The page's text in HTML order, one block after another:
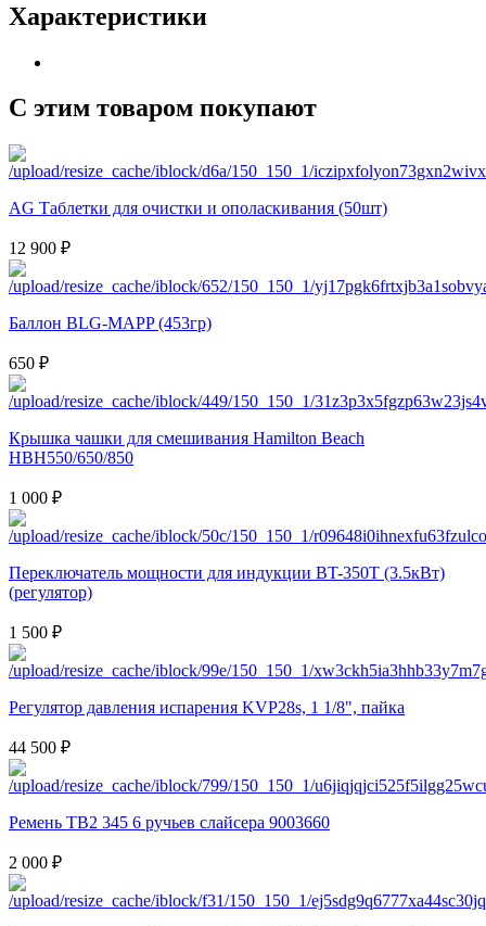
Характеристики
С этим товаром покупают
AG Таблетки для очистки и ополаскивания (50шт)
12 900 ₽
Баллон BLG-MAPP (453гр)
650 ₽
Крышка чашки для смешивания Hamilton Beach
HBH550/650/850
1 000 ₽
Переключатель мощности для индукции BT-350T (3.5кВт)
(регулятор)
1 500 ₽
Регулятор давления испарения KVP28s, 1 1/8", пайка
44 500 ₽
Ремень TB2 345 6 ручьев слайсера 9003660
2 000 ₽